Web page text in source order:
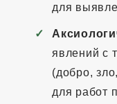
для
явлений с
(добро,
для работ